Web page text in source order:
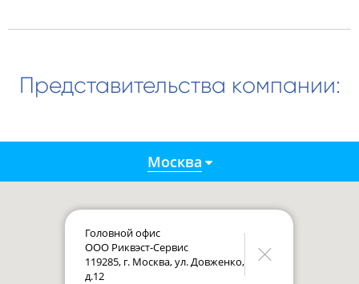
Представительства компании:
Москва
Головной офис
ООО Риквэст-Сервис
119285, г. Москва, ул. Довженко,
д.12